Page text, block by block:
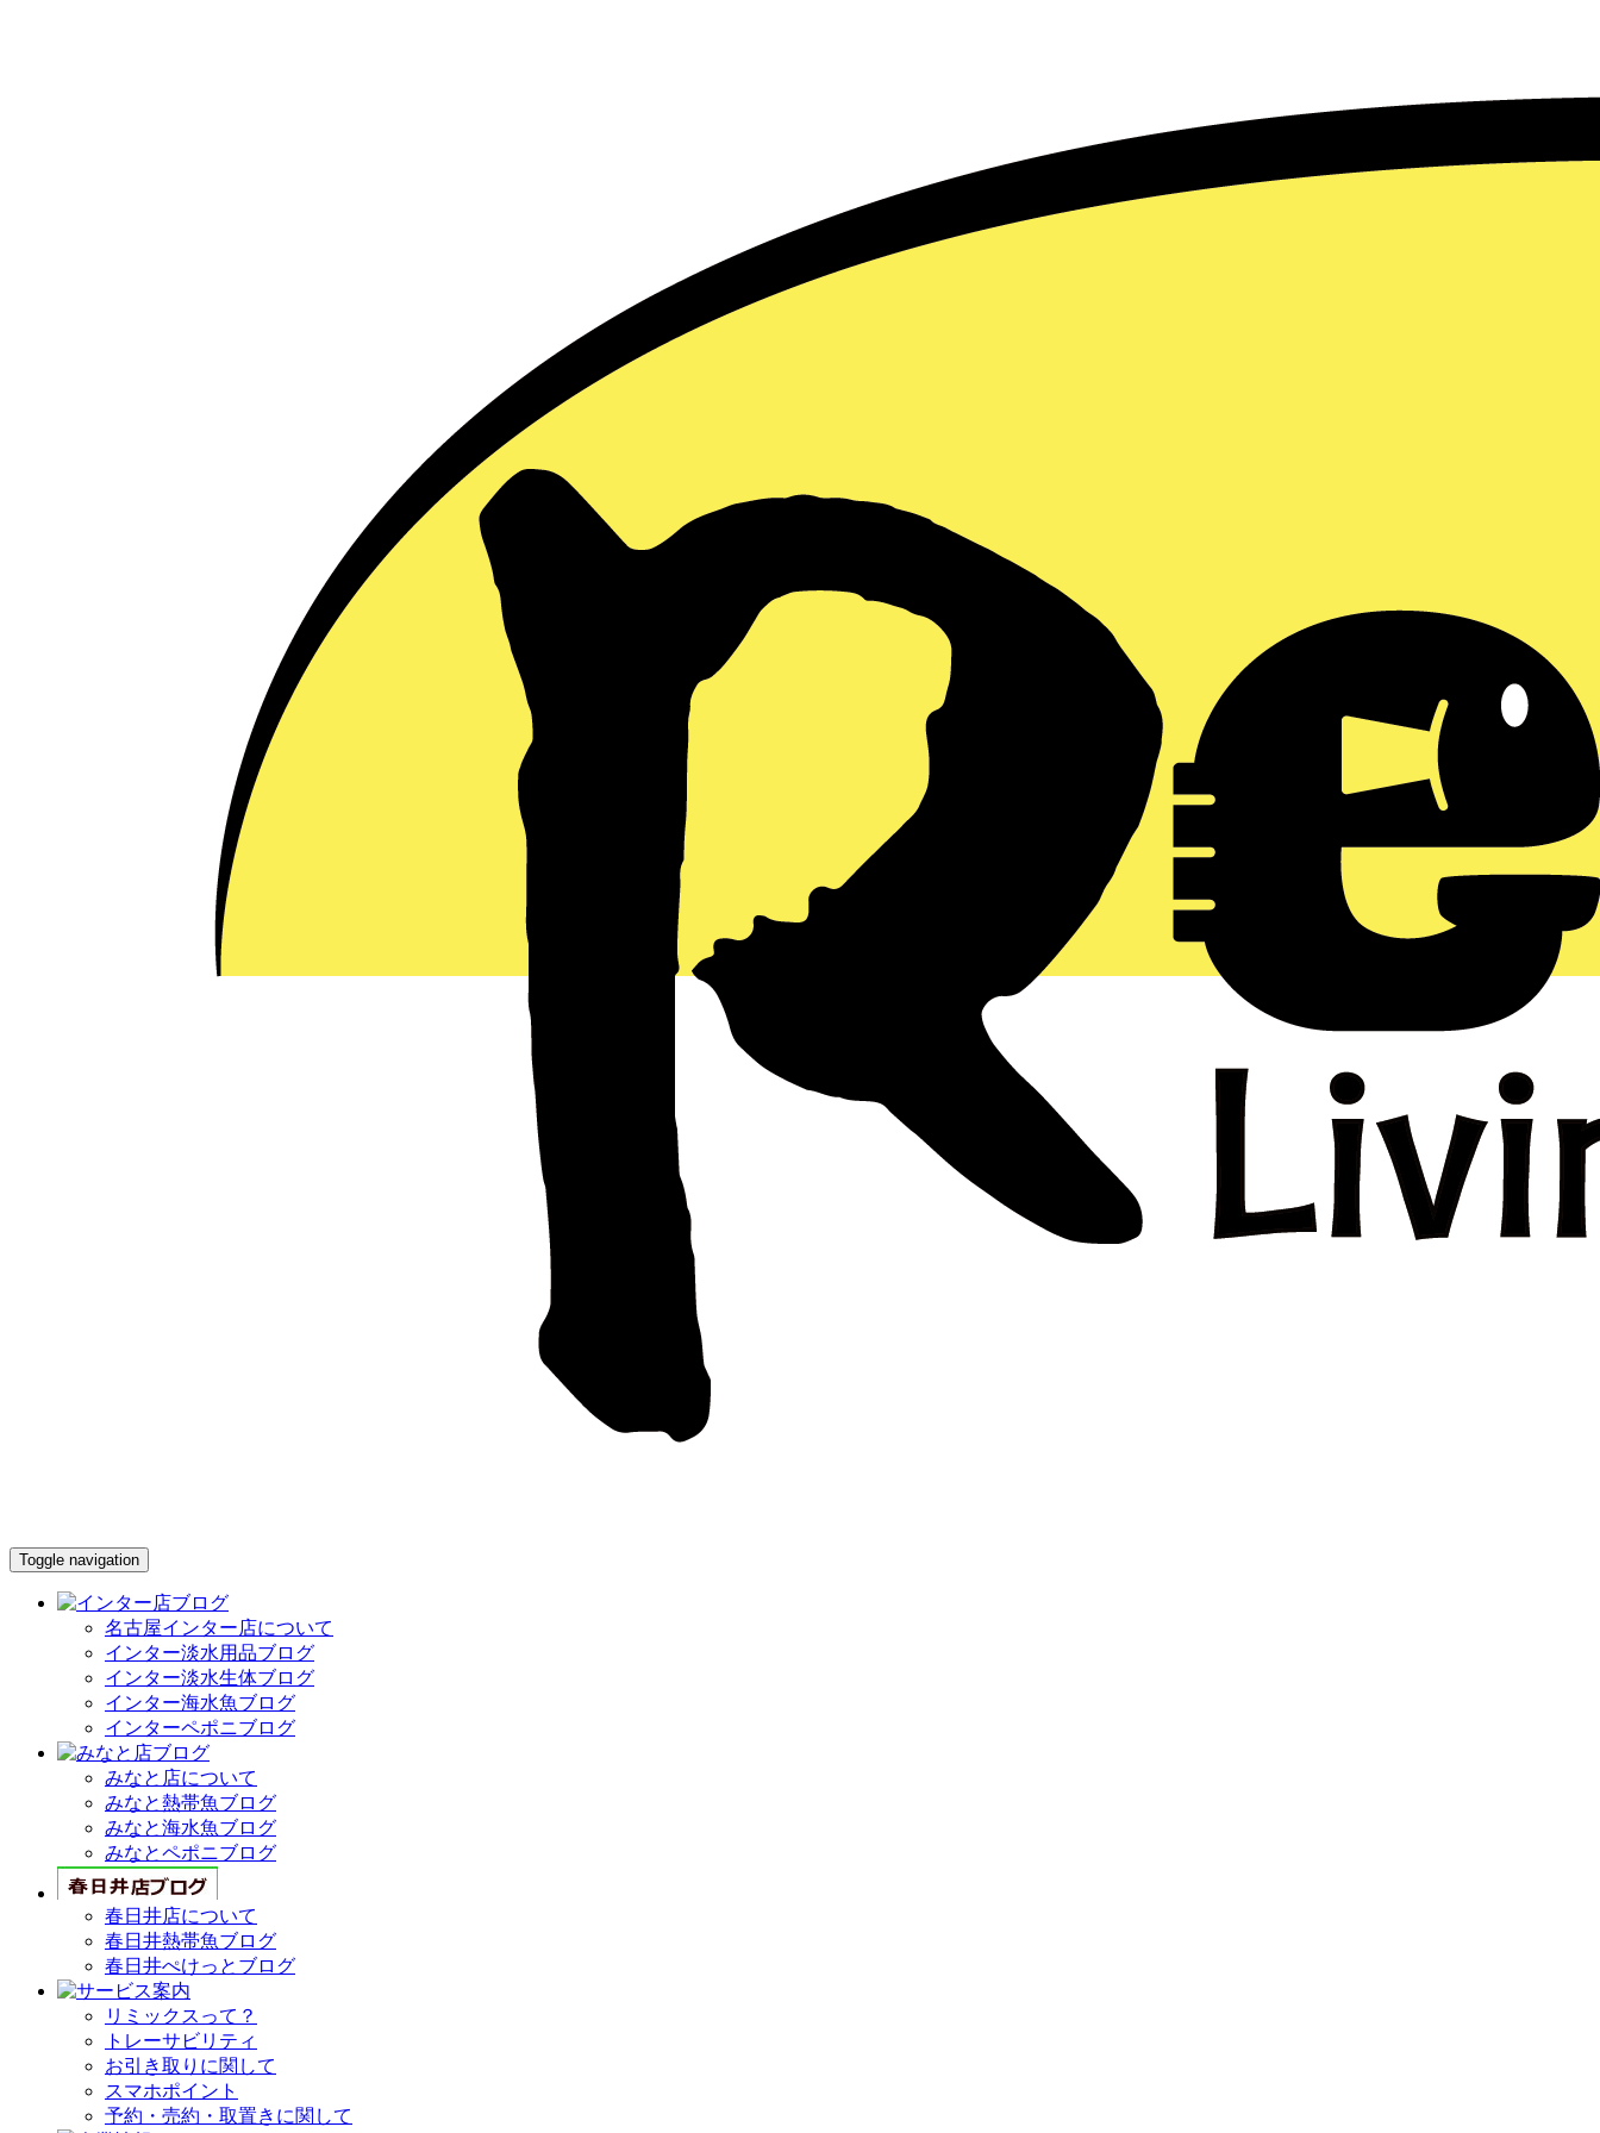
Toggle navigation
名古屋インター店について
インター淡水用品ブログ
インター淡水生体ブログ
インター海水魚ブログ
インターペポニブログ
みなと店について
みなと熱帯魚ブログ
みなと海水魚ブログ
みなとペポニブログ
春日井店について
春日井熱帯魚ブログ
春日井ぺけっとブログ
リミックスって？
トレーサビリティ
お引き取りに関して
スマホポイント
予約・売約・取置きに関して